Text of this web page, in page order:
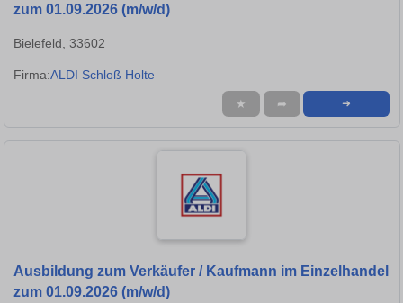
zum 01.09.2026 (m/w/d)
Bielefeld, 33602
Firma:ALDI Schloß Holte
★ ➦ ➜
Ausbildung zum Verkäufer / Kaufmann im Einzelhandel
zum 01.09.2026 (m/w/d)